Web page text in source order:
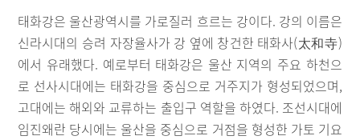
태화강은 울산광역시를 가로질러 흐르는 강이다. 강의 이름은
신라시대의 승려 자장율사가 강 옆에 창건한 태화사(太和寺)
에서 유래했다. 예로부터 태화강은 울산 지역의 주요 하천으
로 선사시대에는 태화강을 중심으로 거주지가 형성되었으며,
고대에는 해외와 교류하는 출입구 역할을 하였다. 조선시대에
임진왜란 당시에는 울산을 중심으로 거점을 형성한 가토 기요